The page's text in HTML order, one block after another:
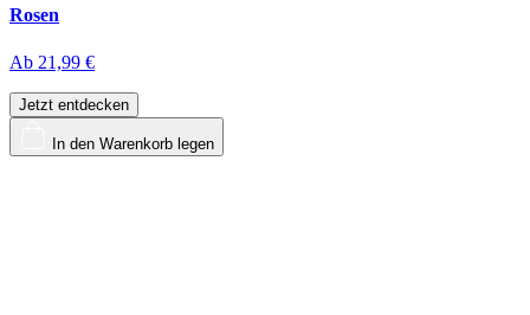
Rosen
Ab 21,99 €
Jetzt entdecken
In den Warenkorb legen